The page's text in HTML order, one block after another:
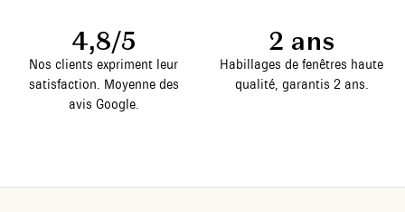
4,8/5
Nos clients expriment leur
satisfaction. Moyenne des
avis Google.
2 ans
Habillages de fenêtres haute
qualité, garantis 2 ans.